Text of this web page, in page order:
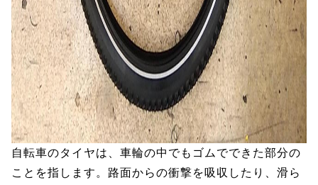
自転車のタイヤは、車輪の中でもゴムでできた部分の
ことを指します。路面からの衝撃を吸収したり、滑ら